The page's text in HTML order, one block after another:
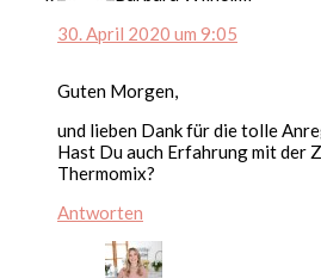
30. April 2020 um 9:05
Guten Morgen,
und lieben Dank für die tolle
Hast Du auch Erfahrung mit der
Thermomix?
Antworten